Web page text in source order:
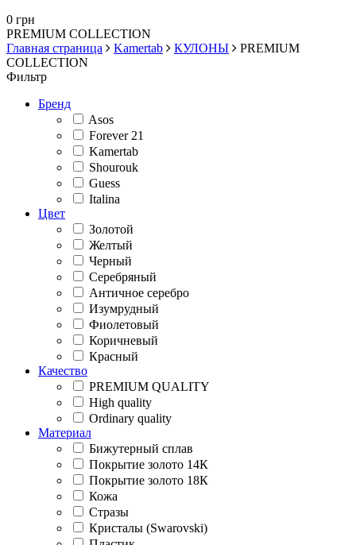
0 грн
PREMIUM COLLECTION
Главная страница
Kamertab КУЛОНЫ
PREMIUM
COLLECTION
Фильтр
Бренд
Asos
Forever 21
Kamertab
Shourouk
Guess
Italina
Цвет
Золотой
Желтый
Черный
Серебряный
Античное серебро
Изумрудный
Фиолетовый
Коричневый
Красный
Качество
PREMIUM QUALITY
High quality
Ordinary quality
Материал
Бижутерный сплав
Покрытие золото 14К
Покрытие золото 18К
Кожа
Стразы
Кристалы (Swarovski)